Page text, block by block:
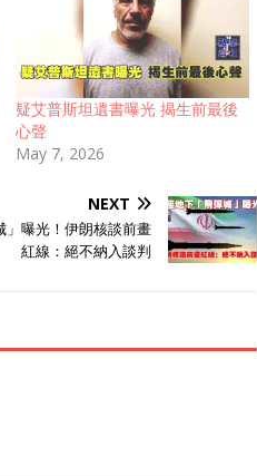
疑艾普斯坦遺書曝光 揭生前最後
心聲
May 7, 2026
NEXT
」曝光！伊朗核談前畫
紅線：絕不納入談判